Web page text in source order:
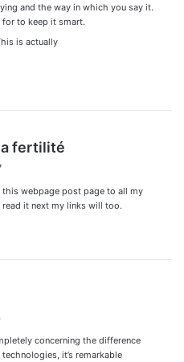
and the way in which you say it.
for to keep it smart.
is actually
fertilité
:
this webpage post page to all my
it next my links will too.
concerning the difference
it’s remarkable